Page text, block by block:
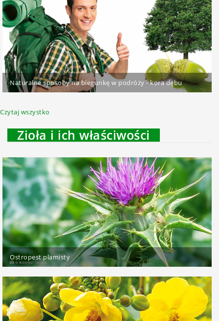
Naturalne sposoby na biegunkę w podróży - kora dębu
Czytaj wszystko
Zioła i ich właściwości
Ostropest plamisty